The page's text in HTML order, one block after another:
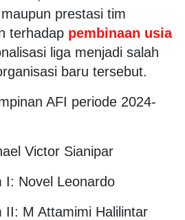
prestasi tim
terhadap pembinaan usia
liga menjadi salah
baru tersebut.
AFI periode 2024-
Victor Sianipar
I: Novel Leonardo
II: M Attamimi Halilintar